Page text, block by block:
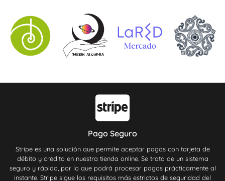
Pago Seguro
Stripe es una solución que permite aceptar pagos con tarjeta de
débito y crédito en nuestra tienda online. Se trata de un sistema
seguro y rápido, por lo que podrá procesar pagos prácticamente al
instante. Stripe sigue los requisitos más estrictos de seguridad del